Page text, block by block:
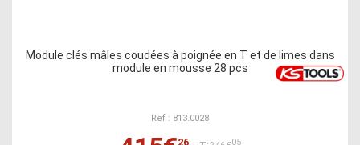
Module clés mâles coudées à poignée en T et de limes dans
module en mousse 28 pcs
Ref : 813.0028
26 05